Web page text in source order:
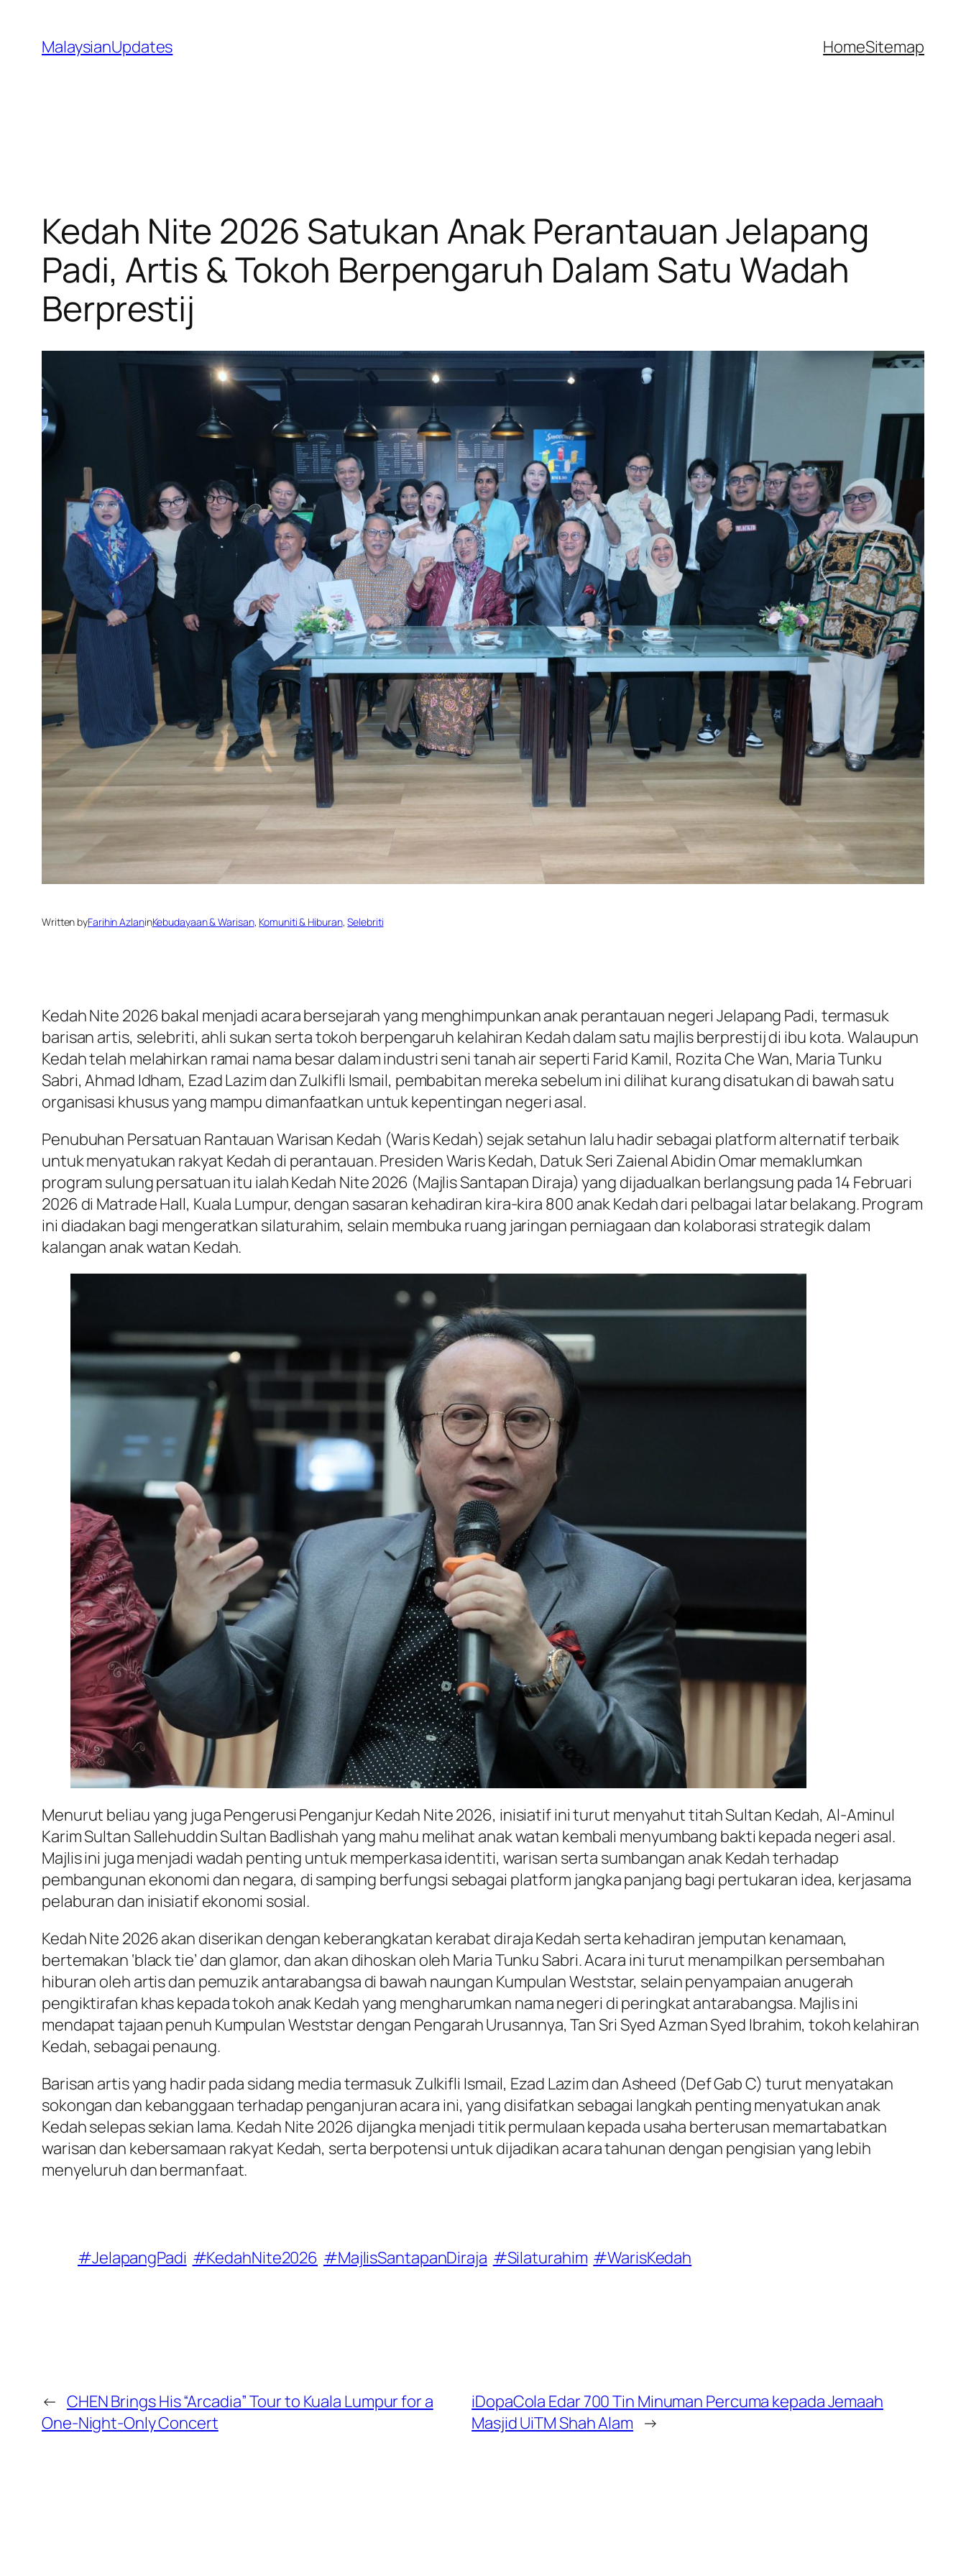
content
MalaysianUpdates HomeSitemap
Kedah Nite 2026 Satukan Anak Perantauan Jelapang
Padi, Artis & Tokoh Berpengaruh Dalam Satu Wadah
Berprestij
Written byFarihin AzlaninKebudayaan & Warisan, Komuniti & Hiburan, Selebriti
Kedah Nite 2026 bakal menjadi acara bersejarah yang menghimpunkan anak perantauan negeri Jelapang Padi, termasuk
barisan artis, selebriti, ahli sukan serta tokoh berpengaruh kelahiran Kedah dalam satu majlis berprestij di ibu kota. Walaupun
Kedah telah melahirkan ramai nama besar dalam industri seni tanah air seperti Farid Kamil, Rozita Che Wan, Maria Tunku
Sabri, Ahmad Idham, Ezad Lazim dan Zulkifli Ismail, pembabitan mereka sebelum ini dilihat kurang disatukan di bawah satu
organisasi khusus yang mampu dimanfaatkan untuk kepentingan negeri asal.
Penubuhan Persatuan Rantauan Warisan Kedah (Waris Kedah) sejak setahun lalu hadir sebagai platform alternatif terbaik
untuk menyatukan rakyat Kedah di perantauan. Presiden Waris Kedah, Datuk Seri Zaienal Abidin Omar memaklumkan
program sulung persatuan itu ialah Kedah Nite 2026 (Majlis Santapan Diraja) yang dijadualkan berlangsung pada 14 Februari
2026 di Matrade Hall, Kuala Lumpur, dengan sasaran kehadiran kira-kira 800 anak Kedah dari pelbagai latar belakang. Program
ini diadakan bagi mengeratkan silaturahim, selain membuka ruang jaringan perniagaan dan kolaborasi strategik dalam
kalangan anak watan Kedah.
Menurut beliau yang juga Pengerusi Penganjur Kedah Nite 2026, inisiatif ini turut menyahut titah Sultan Kedah, Al-Aminul
Karim Sultan Sallehuddin Sultan Badlishah yang mahu melihat anak watan kembali menyumbang bakti kepada negeri asal.
Majlis ini juga menjadi wadah penting untuk memperkasa identiti, warisan serta sumbangan anak Kedah terhadap
pembangunan ekonomi dan negara, di samping berfungsi sebagai platform jangka panjang bagi pertukaran idea, kerjasama
pelaburan dan inisiatif ekonomi sosial.
Kedah Nite 2026 akan diserikan dengan keberangkatan kerabat diraja Kedah serta kehadiran jemputan kenamaan,
bertemakan ‘black tie’ dan glamor, dan akan dihoskan oleh Maria Tunku Sabri. Acara ini turut menampilkan persembahan
hiburan oleh artis dan pemuzik antarabangsa di bawah naungan Kumpulan Weststar, selain penyampaian anugerah
pengiktirafan khas kepada tokoh anak Kedah yang mengharumkan nama negeri di peringkat antarabangsa. Majlis ini
mendapat tajaan penuh Kumpulan Weststar dengan Pengarah Urusannya, Tan Sri Syed Azman Syed Ibrahim, tokoh kelahiran
Kedah, sebagai penaung.
Barisan artis yang hadir pada sidang media termasuk Zulkifli Ismail, Ezad Lazim dan Asheed (Def Gab C) turut menyatakan
sokongan dan kebanggaan terhadap penganjuran acara ini, yang disifatkan sebagai langkah penting menyatukan anak
Kedah selepas sekian lama. Kedah Nite 2026 dijangka menjadi titik permulaan kepada usaha berterusan memartabatkan
warisan dan kebersamaan rakyat Kedah, serta berpotensi untuk dijadikan acara tahunan dengan pengisian yang lebih
menyeluruh dan bermanfaat.
#JelapangPadi #KedahNite2026 #MajlisSantapanDiraja #Silaturahim #WarisKedah
← CHEN Brings His “Arcadia” Tour to Kuala Lumpur for a
One-Night-Only Concert
iDopaCola Edar 700 Tin Minuman Percuma kepada Jemaah
Masjid UiTM Shah Alam →